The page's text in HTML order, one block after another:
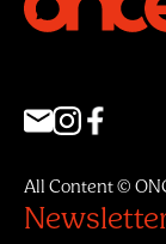
All Content ©